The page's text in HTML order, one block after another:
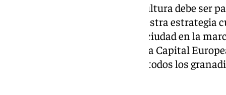
Carazo ha remarcado que «la Cultura debe ser
de los caballos de batalla de nuestra
legado que quedará en nuestra ciudad en la
premio que es convertirnos en la Capital
apostillado que «queremos que todos los